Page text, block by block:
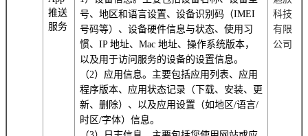
推送
服务
号、地区和语言设置、设备识别码（IMEI
号码等）、设备硬件信息与状态、使用习
惯、IP 地址、Mac 地址、操作系统版本，
以及用于访问服务的设备的设置信息。
（2）应用信息。主要包括应用列表、应用
程序版本、应用状态记录（下载、安装、更
新、删除）、以及应用设置（如地区/语言/
时区/字体）信息。
科技
有限
公司